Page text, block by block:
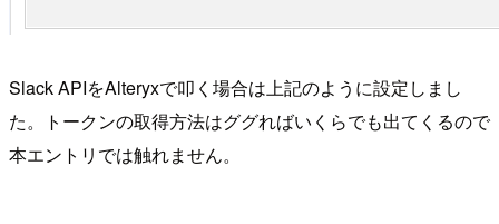
Slack APIをAlteryxで叩く場合は上記のように設定しまし
た。トークンの取得方法はググればいくらでも出てくるので
本エントリでは触れません。